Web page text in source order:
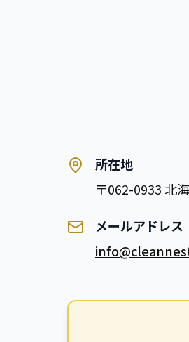
所在地
〒062-0933 北
メールアドレス